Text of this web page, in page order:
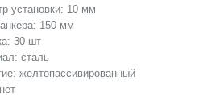
установки: 10 мм
150 мм
30 шт
сталь
желтопассивированный
нет